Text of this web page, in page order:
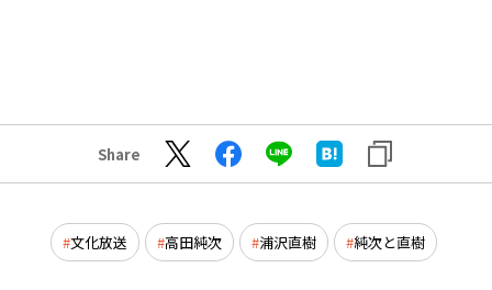
Share
文化放送 高田純次 浦沢直樹 純次と直樹